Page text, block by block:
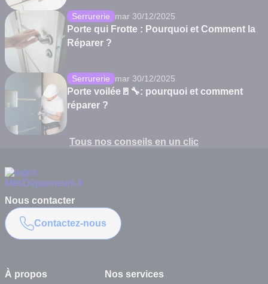
Serrurerie mar 30/12/2025
Porte qui Frotte : Pourquoi et Comment la
Réparer ?
Serrurerie mar 30/12/2025
Porte voilée🚪🔧: pourquoi et comment
réparer ?
Tous nos conseils en un clic
À propos Nos services
Nous contacter
Contactez-nous